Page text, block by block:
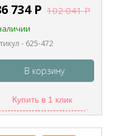
734 Р 102 041Р
- 625-472
В корзину
Купить в 1 клик